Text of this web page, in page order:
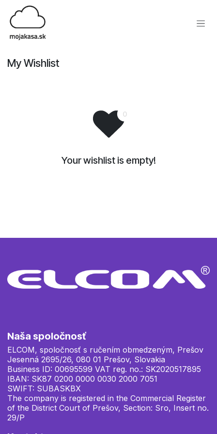
Skip to Content
My Wishlist
Your wishlist is empty!
Naša spoločnosť
ELCOM, spoločnosť s ručením obmedzeným, Prešov
Jesenná 2695/26, 080 01 Prešov, Slovakia
Business ID: 00695599 VAT reg. no.: SK2020517895
IBAN: SK87 0200 0000 0030 2000 7051
SWIFT: SUBASKBX
The company is registered in the Commercial Register
of the District Court of Prešov, Section: Sro, Insert no.
29/P